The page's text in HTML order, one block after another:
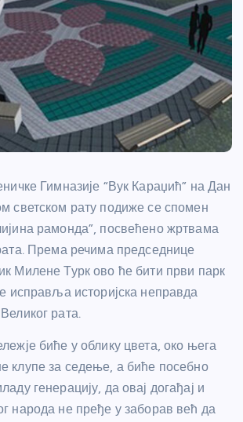
Гимназије “Вук Караџић” на Дан
светском рату подиже се спомен
рамонда”, посвећено жртвама
Према речима председнице
Милене Турк ово ће бити први парк
исправља историјска неправда
рата.
биће у облику цвета, око њега
клупе за седење, а биће посебно
генерацију, да овај догађај и
народа не пређе у заборав већ да